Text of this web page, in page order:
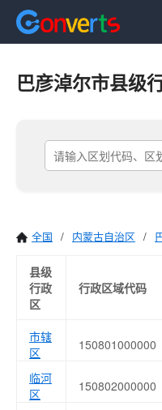
巴彦淖尔市县级
全国 / 内蒙古自治区 /
县级
行政
区
行政区域代码
市辖
区
150801000000
临河
区
150802000000